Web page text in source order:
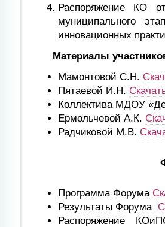
Распоряжение КО
муниципального
инновационных
Материалы
Мамонтовой С.Н.
Пятаевой И.Н.
Коллектива МДОУ
Ермольчевой А.К.
Радчиковой М.В.
Программа Форума
Результаты Форума
Распоряжение